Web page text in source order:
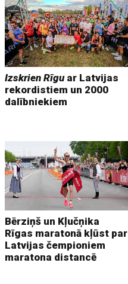
Izskrien Rīguar Latvijas
rekordistiem un 2000
dalībniekiem
Bērziņš un Kļučņika
Rīgas maratonā kļūst par
Latvijas čempioniem
maratona distancē